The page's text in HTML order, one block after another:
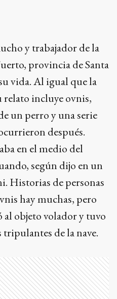
y trabajador de la
provincia de Santa
vida. Al igual que la
relato incluye ovnis,
un perro y una serie
después.
en el medio del
según dijo en un
Historias de personas
hay muchas, pero
al objeto volador y tuvo
de la nave.